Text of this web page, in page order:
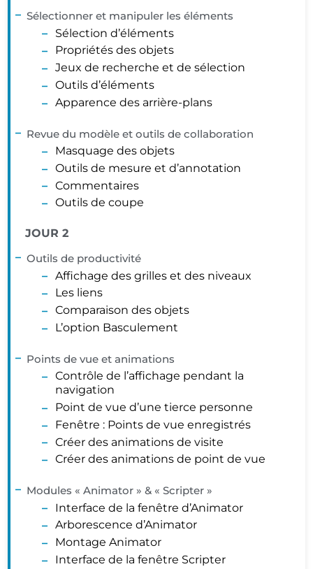
Sélectionner et manipuler les éléments
Sélection d’éléments
Propriétés des objets
Jeux de recherche et de sélection
Outils d’éléments
Apparence des arrière-plans
Revue du modèle et outils de collaboration
Masquage des objets
Outils de mesure et d’annotation
Commentaires
Outils de coupe
JOUR 2
Outils de productivité
Affichage des grilles et des niveaux
Les liens
Comparaison des objets
L’option Basculement
Points de vue et animations
Contrôle de l’affichage pendant la
navigation
Point de vue d’une tierce personne
Fenêtre : Points de vue enregistrés
Créer des animations de visite
Créer des animations de point de vue
Modules « Animator » & « Scripter »
Interface de la fenêtre d’Animator
Arborescence d’Animator
Montage Animator
Interface de la fenêtre Scripter